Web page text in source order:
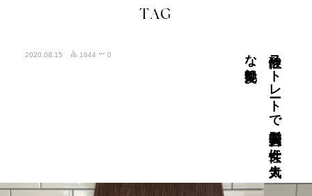
TAG
2020.08.15 1644 0 酸性ス
ト
レ
ート
で
髪質改善大人の
女性に
大人気
な
艶髪に